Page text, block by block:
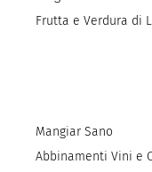
Frutta e Verdura di
Mangiar Sano
Abbinamenti Vini e